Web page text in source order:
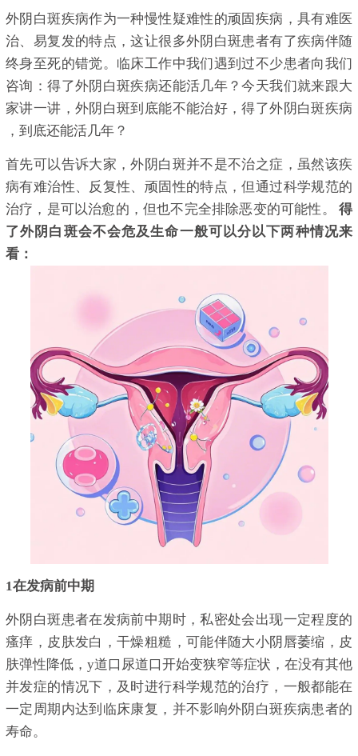
外阴白斑疾病作为一种慢性疑难性的顽固疾病，具有难医
治、易复发的特点，这让很多外阴白斑患者有了疾病伴随
终身至死的错觉。临床工作中我们遇到过不少患者向我们
咨询：得了外阴白斑疾病还能活几年？今天我们就来跟大
家讲一讲，外阴白斑到底能不能治好，得了外阴白斑疾病
，到底还能活几年？
首先可以告诉大家，外阴白斑并不是不治之症，虽然该疾
病有难治性、反复性、顽固性的特点，但通过科学规范的
治疗，是可以治愈的，但也不完全排除恶变的可能性。 得
了外阴白斑会不会危及生命一般可以分以下两种情况来
看：
1在发病前中期
外阴白斑患者在发病前中期时，私密处会出现一定程度的
瘙痒，皮肤发白，干燥粗糙，可能伴随大小阴唇萎缩，皮
肤弹性降低，y道口尿道口开始变狭窄等症状，在没有其他
并发症的情况下，及时进行科学规范的治疗，一般都能在
一定周期内达到临床康复，并不影响外阴白斑疾病患者的
寿命。